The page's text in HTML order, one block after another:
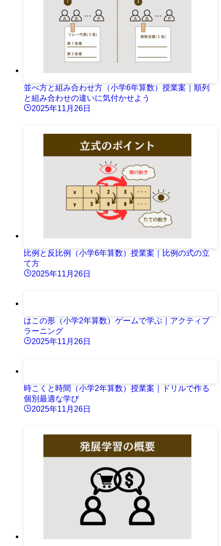
並べ方と組み合わせ方（小学6年算数）授業案｜順列
と組み合わせの違いに気付かせよう
2025年11月26日
比例と反比例（小学6年算数）授業案｜比例の式の立
て方
2025年11月26日
はこの形（小学2年算数）ゲームで学ぶ｜アクティブ
ラーニング
2025年11月26日
時こくと時間（小学2年算数）授業案｜ドリルで作る
個別最適な学び
2025年11月26日